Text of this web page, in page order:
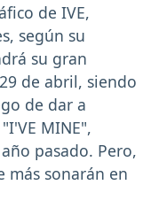
de IVE,
según su
su gran
de abril, siendo
de dar a
MINE",
pasado. Pero,
más sonarán en